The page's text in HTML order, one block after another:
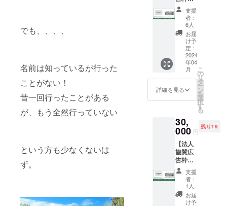
でも、、、、
名前は知っているが行った
ことがない！
昔一回行ったことがある
が、もう全然行っていない
という方も少なくないは
ず。
セージ
にて確
認させ
て頂き
ます ●
桃太郎
のから
くり博
物館入
場チ
ケット
年4月〜
2025年
年間 ※
郵送に
てお届
けしま
が必ず
通る出
口通路
に張り
出しま
す ※掲
載期間
は2024
年5月〜
2025年
4月の1
ンディ
ング終
了後、
掲載希
望のお
名前を
メッ
セージ
にて確
認させ
て頂き
（サイ
ズ小）+
桃太郎
のから
くり博
物館入
場チ
ケット5
枚】 ●
法人協
賛広告
枠（サ
イズ
サイズ
はA4の
1/8サイ
ズとな
ります
※入場者
が必ず
通る出
口通路
に張り
出しま
支援
者：
6人
お届
け予
定：
2024
年04
月
詳細を見る
こ
の
リ
タ
ー
ン
を
選
択
す
る
30,
000 円
残り19
【法人
協賛広
告枠
（サイ
ズ中）+
桃太郎
のから
くり博
支援
者：
1人
お届
け予